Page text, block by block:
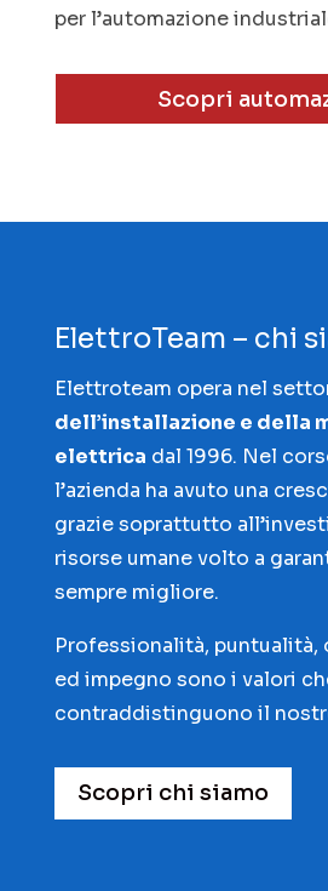
per l’automazione
Scopri
ElettroTeam – chi
Elettroteam opera nel
dell’installazione e della
elettrica dal 1996. Nel
l’azienda ha avuto una
grazie soprattutto
risorse umane volto a
sempre migliore.
Professionalità, puntualità,
ed impegno sono i valori
contraddistinguono il
Scopri chi siamo